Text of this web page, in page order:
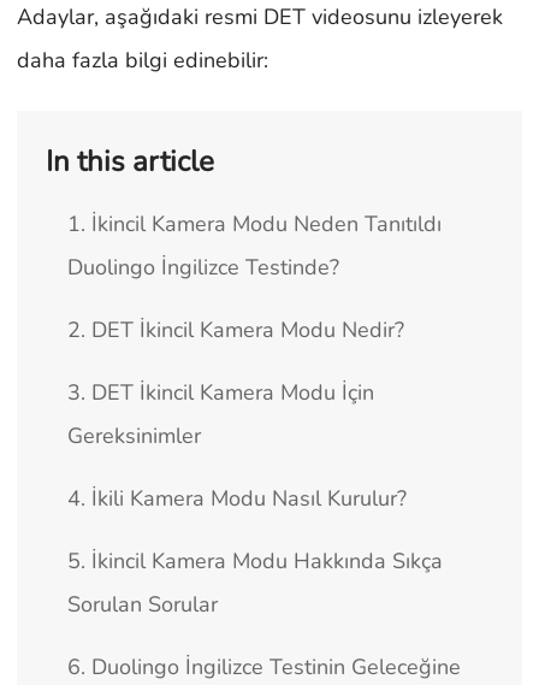
Adaylar, aşağıdaki resmi DET videosunu izleyerek
daha fazla bilgi edinebilir:
In this article
1. İkincil Kamera Modu Neden Tanıtıldı
Duolingo İngilizce Testinde?
2. DET İkincil Kamera Modu Nedir?
3. DET İkincil Kamera Modu İçin
Gereksinimler
4. İkili Kamera Modu Nasıl Kurulur?
5. İkincil Kamera Modu Hakkında Sıkça
Sorulan Sorular
6. Duolingo İngilizce Testinin Geleceğine